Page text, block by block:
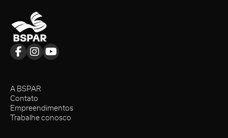
A BSPAR
Contato
Empreendimentos
Trabalhe conosco